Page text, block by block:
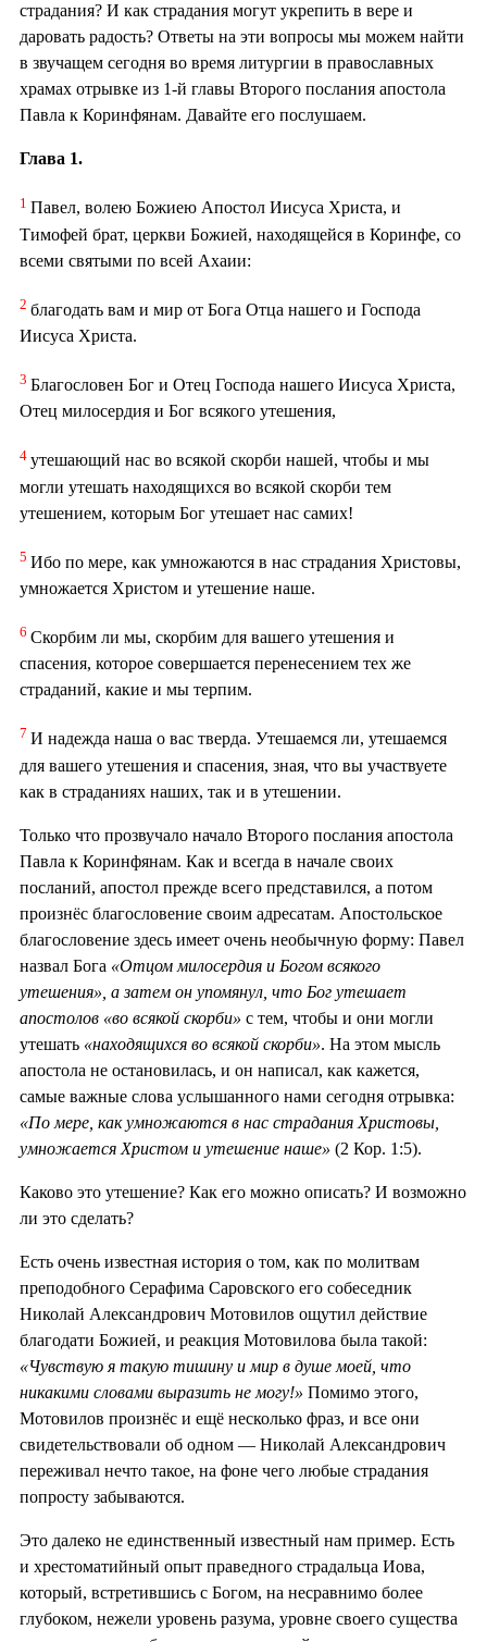
страдания? И как страдания могут укрепить в вере и
даровать радость? Ответы на эти вопросы мы можем найти
в звучащем сегодня во время литургии в православных
храмах отрывке из 1-й главы Второго послания апостола
Павла к Коринфянам. Давайте его послушаем.
Глава 1.
1 Павел, волею Божиею Апостол Иисуса Христа, и
Тимофей брат, церкви Божией, находящейся в Коринфе, со
всеми святыми по всей Ахаии:
2 благодать вам и мир от Бога Отца нашего и Господа
Иисуса Христа.
3 Благословен Бог и Отец Господа нашего Иисуса Христа,
Отец милосердия и Бог всякого утешения,
4 утешающий нас во всякой скорби нашей, чтобы и мы
могли утешать находящихся во всякой скорби тем
утешением, которым Бог утешает нас самих!
5 Ибо по мере, как умножаются в нас страдания Христовы,
умножается Христом и утешение наше.
6 Скорбим ли мы, скорбим для вашего утешения и
спасения, которое совершается перенесением тех же
страданий, какие и мы терпим.
7 И надежда наша о вас тверда. Утешаемся ли, утешаемся
для вашего утешения и спасения, зная, что вы участвуете
как в страданиях наших, так и в утешении.
Только что прозвучало начало Второго послания апостола
Павла к Коринфянам. Как и всегда в начале своих
посланий, апостол прежде всего представился, а потом
произнёс благословение своим адресатам. Апостольское
благословение здесь имеет очень необычную форму: Павел
назвал Бога «Отцом милосердия и Богом всякого
утешения», а затем он упомянул, что Бог утешает
апостолов «во всякой скорби» с тем, чтобы и они могли
утешать «находящихся во всякой скорби». На этом мысль
апостола не остановилась, и он написал, как кажется,
самые важные слова услышанного нами сегодня отрывка:
«По мере, как умножаются в нас страдания Христовы,
умножается Христом и утешение наше» (2 Кор. 1:5).
Каково это утешение? Как его можно описать? И возможно
ли это сделать?
Есть очень известная история о том, как по молитвам
преподобного Серафима Саровского его собеседник
Николай Александрович Мотовилов ощутил действие
благодати Божией, и реакция Мотовилова была такой:
«Чувствую я такую тишину и мир в душе моей, что
никакими словами выразить не могу!» Помимо этого,
Мотовилов произнёс и ещё несколько фраз, и все они
свидетельствовали об одном — Николай Александрович
переживал нечто такое, на фоне чего любые страдания
попросту забываются.
Это далеко не единственный известный нам пример. Есть
и хрестоматийный опыт праведного страдальца Иова,
который, встретившись с Богом, на несравнимо более
глубоком, нежели уровень разума, уровне своего существа